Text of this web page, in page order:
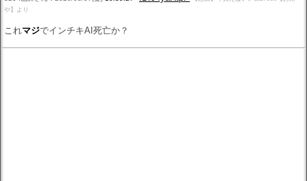
や】より
これマジでインチキAI死亡か？